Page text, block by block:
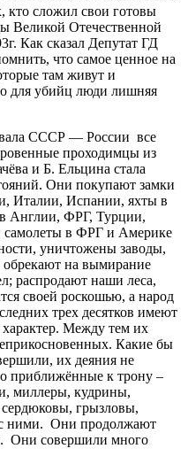
кто сложил свои готовы
Великой Отечественной
Как сказал Депутат ГД
что самое ценное на
там живут и
для убийц люди лишняя
СССР — России все
проходимцы из
и Б. Ельцина стала
Они покупают замки
Италии, Испании, яхты в
Англии, ФРГ, Турции,
самолеты в ФРГ и Америке
уничтожены заводы,
обрекают на вымирание
распродают наши леса,
своей роскошью, а народ
трех десятков имеют
Между тем их
Какие бы
их деяния не
приближённые к трону –
миллеры, кудрины,
грызловы,
ними. Они продолжают
Они совершили много